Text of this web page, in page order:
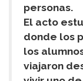
personas.
El acto
donde los
los
viajaron